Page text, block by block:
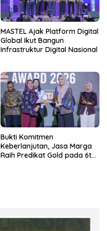
MASTEL Ajak Platform Digital
Global Ikut Bangun
Infrastruktur Digital Nasional
Bukti Komitmen
Keberlanjutan, Jasa Marga
Raih Predikat Gold pada 6th